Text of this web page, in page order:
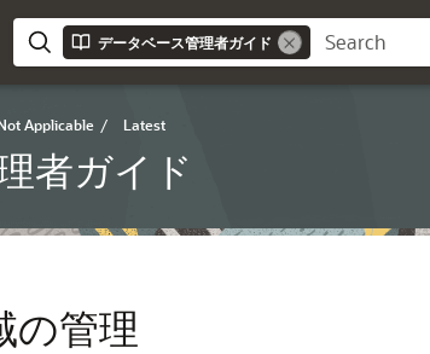
データベース管理者ガイド
Applicable / Latest
者ガイド
の管理